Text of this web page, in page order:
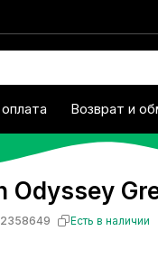
Возврат и
Odyssey
Есть в наличии